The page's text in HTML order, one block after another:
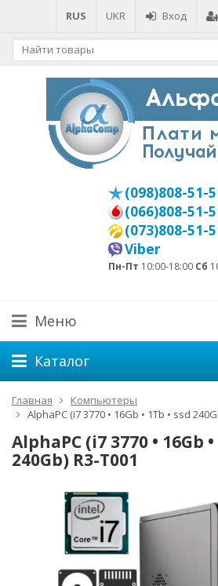
RUS UKR Вход
(098)808-51-
(066)808-51-
(073)808-51-
Viber
Пн-Пт 10:00-18:00 Сб
Меню
Каталог
Главная
Компьютеры
AlphaPC (i7 3770 • 16Gb • 1Tb • ssd
AlphaPC (i7 3770 • 16Gb
240Gb) R3-T001